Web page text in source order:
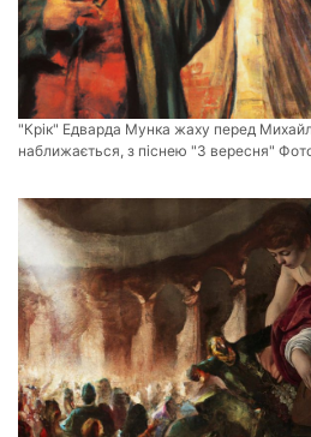
"Крік" Едварда Мунка жаху перед
наближається, з піснею "3 вересня"